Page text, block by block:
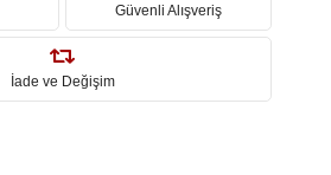
Güvenli Alışveriş
İade ve Değişim